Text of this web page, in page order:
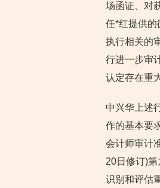
场函证、对
任*红提供的
执行相关的
行进一步审
认定存在重
中兴华上述
作的基本要
会计师审计
20日修订)
识别和评估